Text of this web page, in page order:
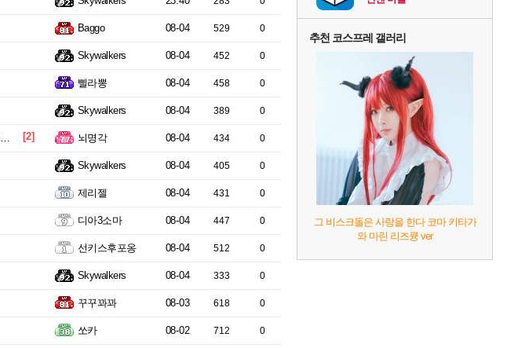
Baggo 08-04 529 0
Skywalkers 08-04 452 0
삘라뽕 08-04 458 0
Skywalkers 08-04 389 0
[2] 뇌명각 08-04 434 0
Skywalkers 08-04 405 0
제리젤 08-04 431 0
디아3소마 08-04 447 0
선키스후포옹 08-04 512 0
Skywalkers 08-04 333 0
꾸꾸꽈꽈 08-03 618 0
쏘카 08-02 712 0
추천 코스프레 갤러리
그 비스크돌은 사랑을 한다 코마 키타가
와 마린 리즈큥 ver